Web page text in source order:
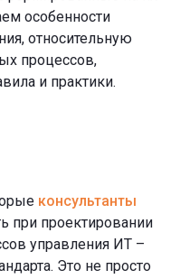
особенности
относительную
процессов,
и практики.
консультанты
при проектировании
управления ИТ –
Это не просто